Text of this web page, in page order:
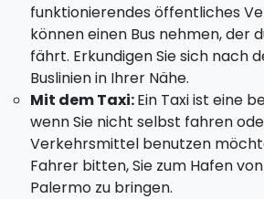
funktionierendes öffentliches
können einen Bus nehmen, der
fährt. Erkundigen Sie sich nach
Buslinien in Ihrer Nähe.
Mit dem Taxi:Ein Taxi ist eine
wenn Sie nicht selbst fahren
Verkehrsmittel benutzen
Fahrer bitten, Sie zum Hafen
Palermo zu bringen.